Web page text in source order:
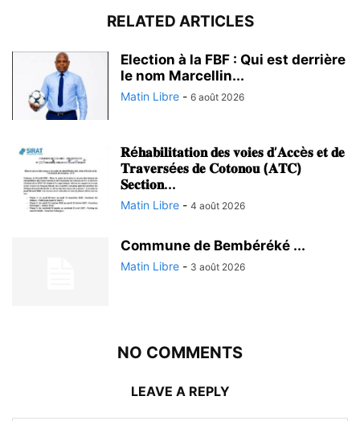
RELATED ARTICLES
Election à la FBF : Qui est derrière
le nom Marcellin...
Matin Libre - 6 août 2026
𝐑é𝐡𝐚𝐛𝐢𝐥𝐢𝐭𝐚𝐭𝐢𝐨𝐧 𝐝𝐞𝐬 𝐯𝐨𝐢𝐞𝐬 𝐝’𝐀𝐜𝐜è𝐬 𝐞𝐭 𝐝𝐞
𝐓𝐫𝐚𝐯𝐞𝐫𝐬é𝐞𝐬 𝐝𝐞 𝐂𝐨𝐭𝐨𝐧𝐨𝐮 (𝐀𝐓𝐂)
𝐒𝐞𝐜𝐭𝐢𝐨𝐧...
Matin Libre - 4 août 2026
Commune de Bembéréké ...
Matin Libre - 3 août 2026
NO COMMENTS
LEAVE A REPLY